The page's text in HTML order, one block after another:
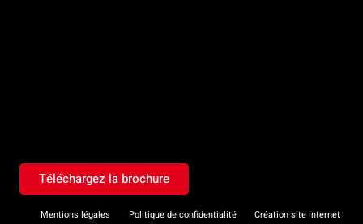
Téléchargez la brochure
Mentions légales Politique de confidentialité Création site internet